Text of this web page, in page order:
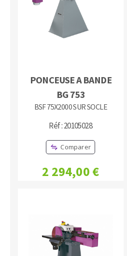
TRAITEMENT DE SURFACE
Disques à lamelles
Disque intissé
Disques fibre
Meules sur tige
Meules de tourets
PONCEUSE A BANDE
BG 753
BSF 75X2000 SUR SOCLE
Réf : 20105028
Comparer
2 294,00 €